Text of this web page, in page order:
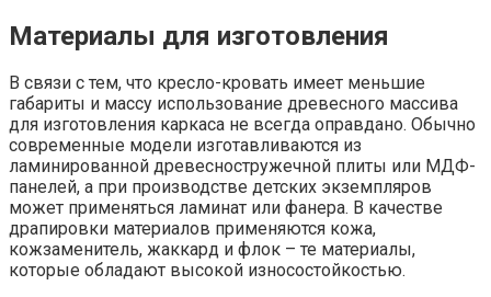
Материалы для изготовления
В связи с тем, что кресло-кровать имеет меньшие
габариты и массу использование древесного массива
для изготовления каркаса не всегда оправдано. Обычно
современные модели изготавливаются из
ламинированной древесностружечной плиты или МДФ-
панелей, а при производстве детских экземпляров
может применяться ламинат или фанера. В качестве
драпировки материалов применяются кожа,
кожзаменитель, жаккард и флок – те материалы,
которые обладают высокой износостойкостью.